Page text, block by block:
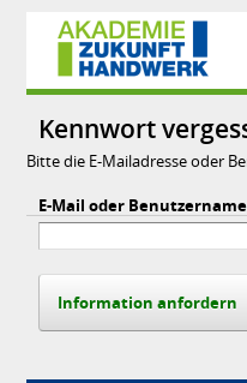
Kennwort
Bitte die E-Mailadresse oder
E-Mail oder Benutzername
Information anfordern